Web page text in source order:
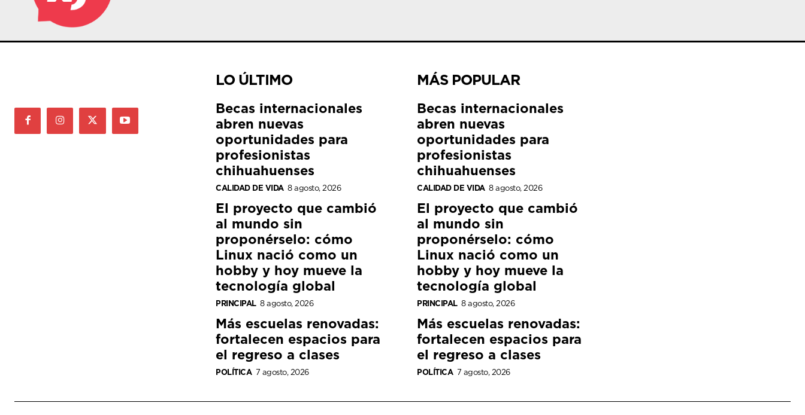
LO ÚLTIMO
Becas internacionales
abren nuevas
oportunidades para
profesionistas
chihuahuenses
CALIDAD DE VIDA 8 agosto, 2026
El proyecto que cambió
al mundo sin
proponérselo: cómo
Linux nació como un
hobby y hoy mueve la
tecnología global
PRINCIPAL 8 agosto, 2026
Más escuelas renovadas:
fortalecen espacios para
el regreso a clases
POLÍTICA 7 agosto, 2026
MÁS POPULAR
Becas internacionales
abren nuevas
oportunidades para
profesionistas
chihuahuenses
CALIDAD DE VIDA 8 agosto, 2026
El proyecto que cambió
al mundo sin
proponérselo: cómo
Linux nació como un
hobby y hoy mueve la
tecnología global
PRINCIPAL 8 agosto, 2026
Más escuelas renovadas:
fortalecen espacios para
el regreso a clases
POLÍTICA 7 agosto, 2026